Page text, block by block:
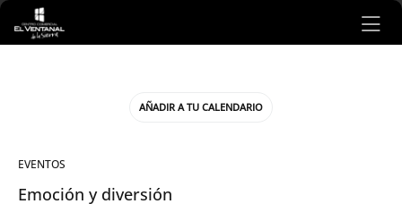
Ir al contenido principal
AÑADIR A TU CALENDARIO
EVENTOS
Emoción y diversión